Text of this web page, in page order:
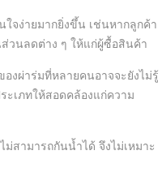
จง่ายมากยิ่งขึ้น เช่นหากลูกค้า
วนลดต่าง ๆ ให้แก่ผู้ซื้อสินค้า
งผ่าร่มที่หลายคนอาจจะยังไม่รู้
เภทให้สอดคล้องแก่ความ
ม่สามารถกันน้ำได้ จึงไม่เหมาะ